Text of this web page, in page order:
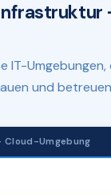
IT-Umgebungen,
und
Umgebung